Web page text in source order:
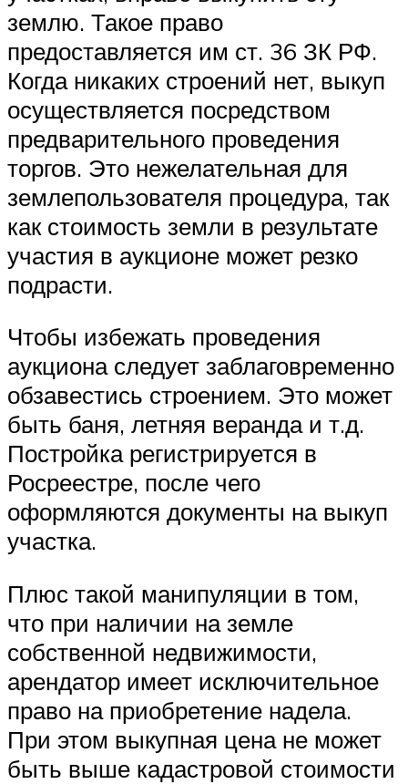
землю. Такое право
предоставляется им ст. 36 ЗК РФ.
Когда никаких строений нет, выкуп
осуществляется посредством
предварительного проведения
торгов. Это нежелательная для
землепользователя процедура, так
как стоимость земли в результате
участия в аукционе может резко
подрасти.
Чтобы избежать проведения
аукциона следует заблаговременно
обзавестись строением. Это может
быть баня, летняя веранда и т.д.
Постройка регистрируется в
Росреестре, после чего
оформляются документы на выкуп
участка.
Плюс такой манипуляции в том,
что при наличии на земле
собственной недвижимости,
арендатор имеет исключительное
право на приобретение надела.
При этом выкупная цена не может
быть выше кадастровой стоимости